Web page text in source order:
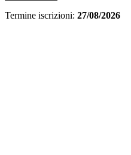
Termine iscrizioni: 27/08/2026